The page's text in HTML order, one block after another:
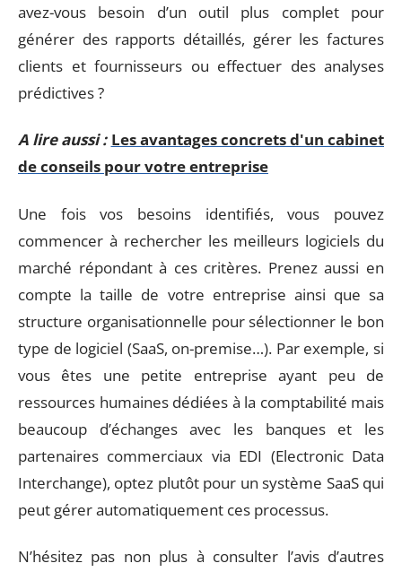
avez-vous besoin d’un outil plus complet pour
générer des rapports détaillés, gérer les factures
clients et fournisseurs ou effectuer des analyses
prédictives ?
A lire aussi : Les avantages concrets d'un cabinet
de conseils pour votre entreprise
Une fois vos besoins identifiés, vous pouvez
commencer à rechercher les meilleurs logiciels du
marché répondant à ces critères. Prenez aussi en
compte la taille de votre entreprise ainsi que sa
structure organisationnelle pour sélectionner le bon
type de logiciel (SaaS, on-premise…). Par exemple, si
vous êtes une petite entreprise ayant peu de
ressources humaines dédiées à la comptabilité mais
beaucoup d’échanges avec les banques et les
partenaires commerciaux via EDI (Electronic Data
Interchange), optez plutôt pour un système SaaS qui
peut gérer automatiquement ces processus.
N’hésitez pas non plus à consulter l’avis d’autres